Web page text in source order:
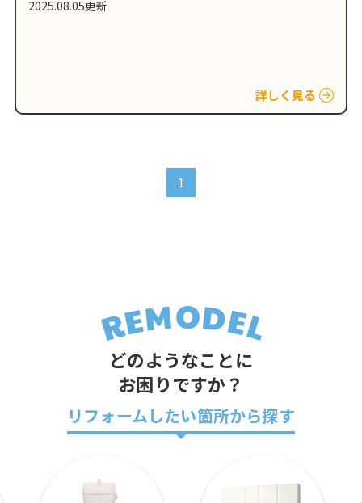
2025.08.05更新
詳しく見る
1
どのようなことに
お困りですか？
リフォームしたい箇所から探す